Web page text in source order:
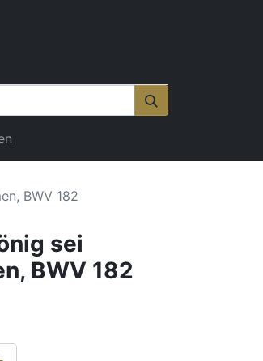
BWV 182
sei
BWV 182